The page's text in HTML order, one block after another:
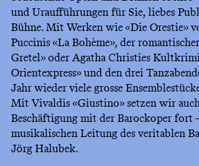
und Uraufführungen für Sie, liebes
Bühne. Mit Werken wie «Die Orestie»
Puccinis «La Bohème», der
Gretel» oder Agatha Christies
Orientexpress» und den drei
Jahr wieder viele grosse
Mit Vivaldis «Giustino» setzen wir
Beschäftigung mit der Barockoper fort
musikalischen Leitung des veritablen
Jörg Halubek.